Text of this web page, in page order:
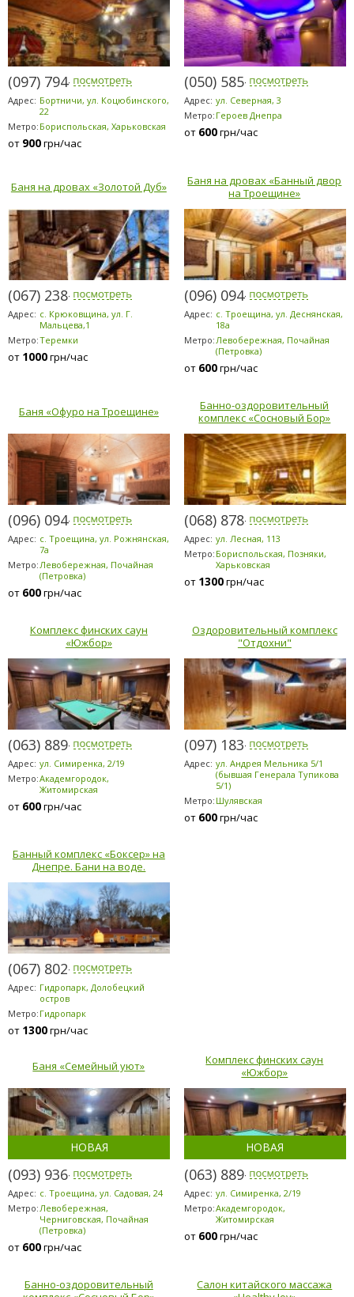
(097) 794-2303
Адрес: Бортничи, ул. Коцюбинского,
22
Метро: Бориспольская, Харьковская
от 900грн/час
(050) 585-1371
Адрес: ул. Северная, 3
Метро: Героев Днепра
от 600грн/час
Баня на дровах «Золотой Дуб»
(067) 238-8080
Адрес: с. Крюковщина, ул. Г.
Мальцева,1
Метро:Теремки
от 1000грн/час
Баня на дровах «Банный двор
на Троещине»
(096) 094-5294
Адрес: с. Троещина, ул. Деснянская,
18а
Метро:Левобережная, Почайная
(Петровка)
от 600грн/час
Баня «Офуро на Троещине»
(096) 094-5294
Адрес: с. Троещина, ул. Рожнянская,
7а
Метро: Левобережная, Почайная
(Петровка)
от 600грн/час
Банно-оздоровительный
комплекс «Сосновый Бор»
(068) 878-5953
Адрес: ул. Лесная, 113
Метро: Бориспольская, Позняки,
Харьковская
от 1300грн/час
Комплекс финских саун
«Южбор»
(063) 889-6200
Адрес: ул. Симиренка, 2/19
Метро:Академгородок,
Житомирская
от 600грн/час
Оздоровительный комплекс
"Отдохни"
(097) 183-9184
Адрес: ул. Андрея Мельника 5/1
(бывшая Генерала Тупикова
5/1)
Метро: Шулявская
от 600грн/час
Банный комплекс «Боксер» на
Днепре. Бани на воде.
(067) 802-6898
Адрес: Гидропарк, Долобецкий
остров
Метро: Гидропарк
от 1300грн/час
Баня «Семейный уют»
НОВАЯ
(093) 936-7869
Адрес: с. Троещина, ул. Садовая, 24
Метро:Левобережная,
Черниговская, Почайная
(Петровка)
от 600грн/час
Комплекс финских саун
«Южбор»
НОВАЯ
(063) 889-6200
Адрес: ул. Симиренка, 2/19
Метро:Академгородок,
Житомирская
от 600грн/час
Банно-оздоровительный
Салон китайского массажа